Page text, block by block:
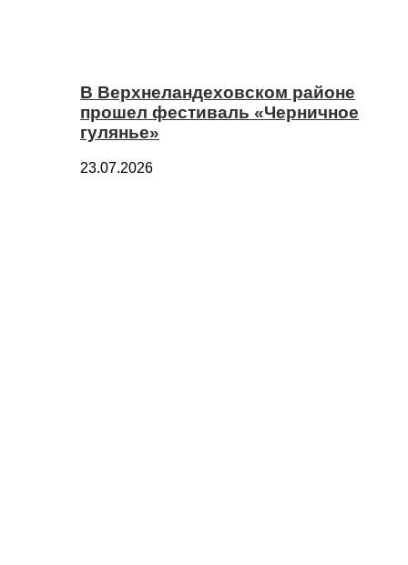
В Верхнеландеховском районе
прошел фестиваль «Черничное
гулянье»
23.07.2026